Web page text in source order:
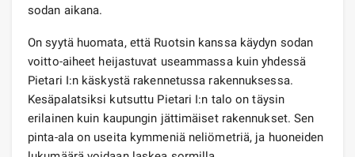
sodan aikana.
On syytä huomata, että Ruotsin kanssa käydyn sodan
voitto-aiheet heijastuvat useammassa kuin yhdessä
Pietari I:n käskystä rakennetussa rakennuksessa.
Kesäpalatsiksi kutsuttu Pietari I:n talo on täysin
erilainen kuin kaupungin jättimäiset rakennukset. Sen
pinta-ala on useita kymmeniä neliömetriä, ja huoneiden